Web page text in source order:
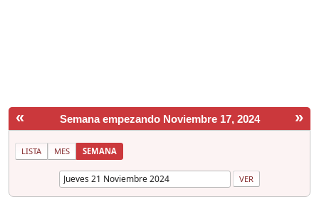
« »
Semana empezando Noviembre 17, 2024
LISTA MES SEMANA